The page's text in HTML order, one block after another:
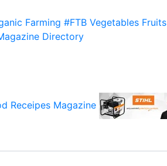
Farming #FTB Vegetables Fruits
Directory
Receipes Magazine